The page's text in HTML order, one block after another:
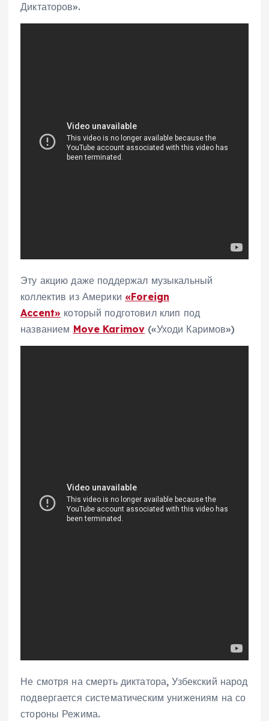
Диктаторов».
Эту акцию даже поддержал музыкальный
коллектив из Америки «Foreign
Accent» который подготовил клип под
названием Move Karimov («Уходи Каримов»)
Не смотря на смерть диктатора, Узбекский народ
подвергается систематическим унижениям на со
стороны Режима.